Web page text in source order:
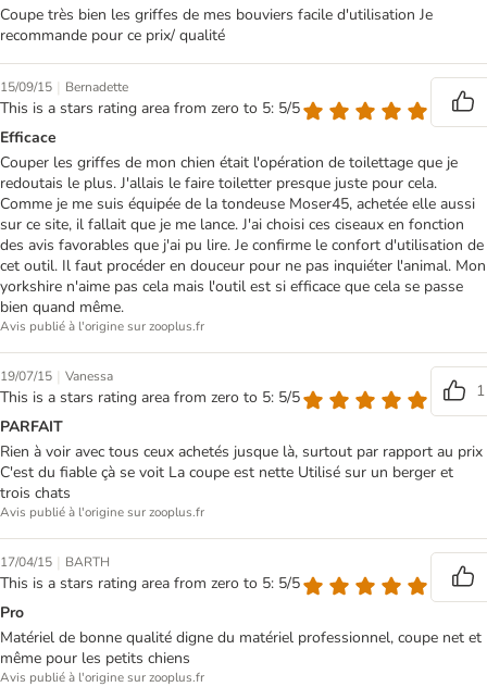
Coupe très bien les griffes de mes bouviers facile d'utilisation Je
recommande pour ce prix/ qualité
15/09/15 | Bernadette
This is a stars rating area from zero to 5: 5/5
Efficace
Couper les griffes de mon chien était l'opération de toilettage que je
redoutais le plus. J'allais le faire toiletter presque juste pour cela.
Comme je me suis équipée de la tondeuse Moser45, achetée elle aussi
sur ce site, il fallait que je me lance. J'ai choisi ces ciseaux en fonction
des avis favorables que j'ai pu lire. Je confirme le confort d'utilisation de
cet outil. Il faut procéder en douceur pour ne pas inquiéter l'animal. Mon
yorkshire n'aime pas cela mais l'outil est si efficace que cela se passe
bien quand même.
Avis publié à l'origine sur zooplus.fr
19/07/15 | Vanessa
This is a stars rating area from zero to 5: 5/5
1
PARFAIT
Rien à voir avec tous ceux achetés jusque là, surtout par rapport au prix
C'est du fiable çà se voit La coupe est nette Utilisé sur un berger et
trois chats
Avis publié à l'origine sur zooplus.fr
17/04/15 | BARTH
This is a stars rating area from zero to 5: 5/5
Pro
Matériel de bonne qualité digne du matériel professionnel, coupe net et
même pour les petits chiens
Avis publié à l'origine sur zooplus.fr